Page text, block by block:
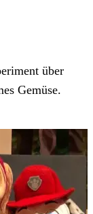
über
Gemüse.